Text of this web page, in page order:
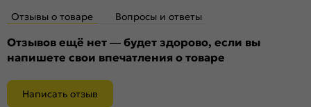
Отзывы о товаре Вопросы и ответы
Отзывов ещё нет — будет здорово, если вы
напишете свои впечатления о товаре
Написать отзыв